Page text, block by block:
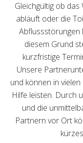
Gleichgültig ob
abläuft oder die
Abflussstörungen
diesem Grund
kurzfristige
Unsere
und können in
Hilfe leisten. Durch
und die
Partnern vor Ort